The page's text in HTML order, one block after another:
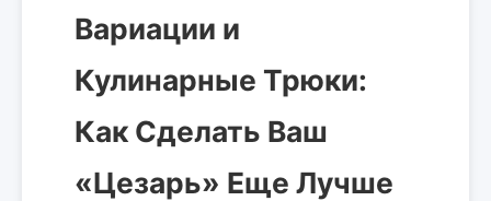
Вариации и
Кулинарные Трюки:
Как Сделать Ваш
«Цезарь» Еще Лучше